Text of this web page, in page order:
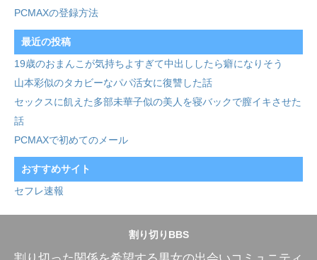
PCMAXの登録方法
最近の投稿
19歳のおまんこが気持ちよすぎて中出ししたら癖になりそう
山本彩似のタカビーなパパ活女に復讐した話
セックスに飢えた多部未華子似の美人を寝バックで膣イキさせた
話
PCMAXで初めてのメール
おすすめサイト
セフレ速報
割り切りBBS